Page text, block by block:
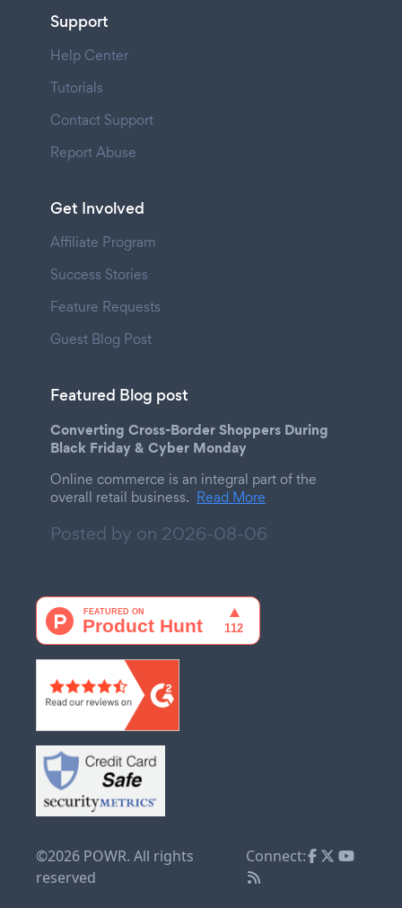
Support
Help Center
Tutorials
Contact Support
Report Abuse
Get Involved
Affiliate Program
Success Stories
Feature Requests
Guest Blog Post
Featured Blog post
Converting Cross-Border Shoppers During
Black Friday & Cyber Monday
Online commerce is an integral part of the
overall retail business. Read More
Posted by on 2026-08-06
©2026 POWR. All rights
reserved
Connect: